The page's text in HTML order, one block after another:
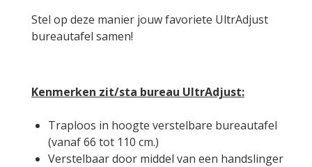
Stel op deze manier jouw favoriete UltrAdjust
bureautafel samen!
Kenmerken zit/sta bureau UltrAdjust:
Traploos in hoogte verstelbare bureautafel
(vanaf 66 tot 110 cm.)
Verstelbaar door middel van een handslinger